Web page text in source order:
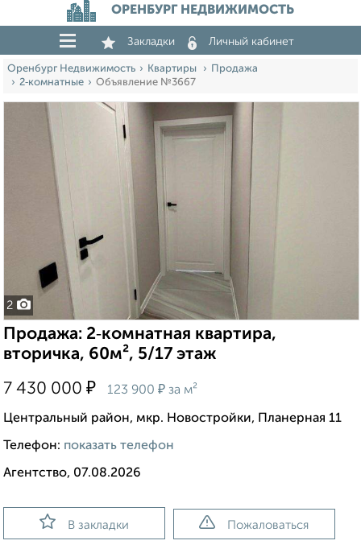
ОРЕНБУРГ НЕДВИЖИМОСТЬ
Закладки Личный кабинет
Оренбург Недвижимость Квартиры
Продажа
2‑комнатные
Объявление №3667
2
Продажа: 2‑комнатная квартира,
вторичка, 60м², 5/17 этаж
7 430 000 ₽ 123 900 ₽ за м²
Центральный район, мкр. Новостройки, Планерная 11
Телефон: показать телефон
Агентство, 07.08.2026
В закладки Пожаловаться